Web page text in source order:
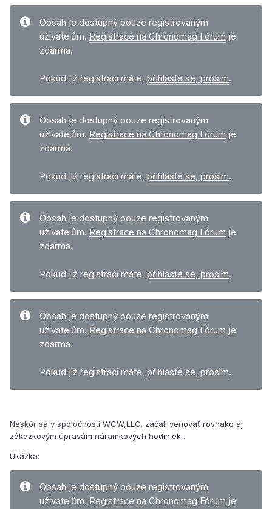
Obsah je dostupný pouze registrovaným
uživatelům. Registrace na Chronomag Fórum je
zdarma.
Pokud již registraci máte, přihlaste se, prosím.
Obsah je dostupný pouze registrovaným
uživatelům. Registrace na Chronomag Fórum je
zdarma.
Pokud již registraci máte, přihlaste se, prosím.
Obsah je dostupný pouze registrovaným
uživatelům. Registrace na Chronomag Fórum je
zdarma.
Pokud již registraci máte, přihlaste se, prosím.
Obsah je dostupný pouze registrovaným
uživatelům. Registrace na Chronomag Fórum je
zdarma.
Pokud již registraci máte, přihlaste se, prosím.
Neskôr sa v spoločnosti WCW,LLC. začali venovať rovnako aj
zákazkovým úpravám náramkových hodiniek .
Ukážka:
Obsah je dostupný pouze registrovaným
uživatelům. Registrace na Chronomag Fórum je